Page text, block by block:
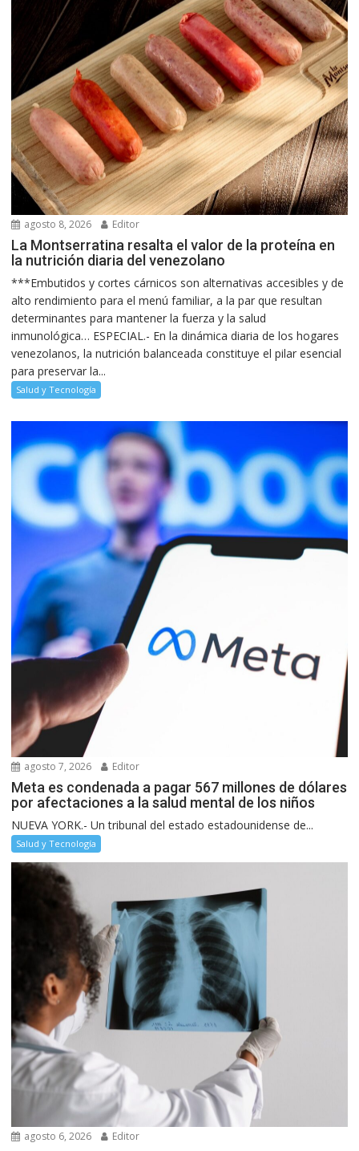
agosto 8, 2026 Editor
La Montserratina resalta el valor de la proteína en
la nutrición diaria del venezolano
***Embutidos y cortes cárnicos son alternativas accesibles y de
alto rendimiento para el menú familiar, a la par que resultan
determinantes para mantener la fuerza y la salud
inmunológica… ESPECIAL.- En la dinámica diaria de los hogares
venezolanos, la nutrición balanceada constituye el pilar esencial
para preservar la...
Salud y Tecnología
agosto 7, 2026 Editor
Meta es condenada a pagar 567 millones de dólares
por afectaciones a la salud mental de los niños
NUEVA YORK.- Un tribunal del estado estadounidense de...
Salud y Tecnología
agosto 6, 2026 Editor